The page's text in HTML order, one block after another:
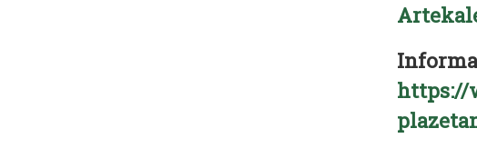
https://